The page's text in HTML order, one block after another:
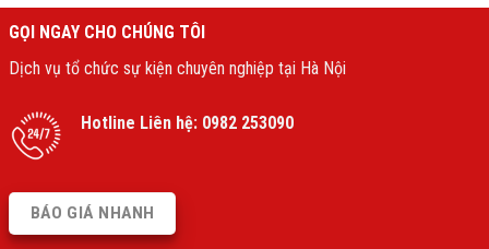
GỌI NGAY CHO CHÚNG TÔI
Dịch vụ tổ chức sự kiện chuyên nghiệp tại Hà Nội
Hotline Liên hệ: 0982 253090
BÁO GIÁ NHANH